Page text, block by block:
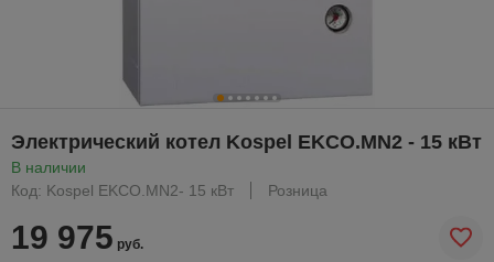
Электрический котел Kospel EKCO.MN2 - 15 кВт
В наличии
Код: Kospel EKCO.MN2- 15 кВт
Розница
19 975 руб.